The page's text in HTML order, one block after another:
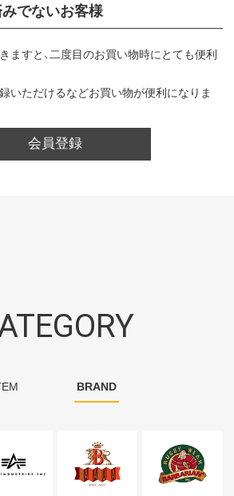
でないお客様
ますと、二度目のお買い物時にとても便利
いただけるなどお買い物が便利になりま
会員登録
BRAND